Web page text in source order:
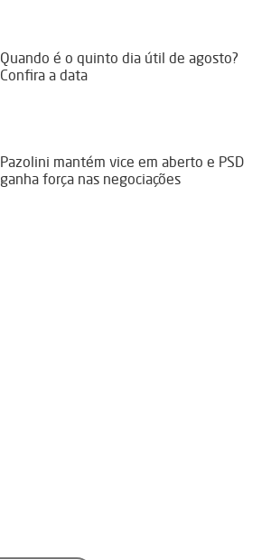
Quando é o quinto dia útil de agosto?
Confira a data
Pazolini mantém vice em aberto e PSD
ganha força nas negociações